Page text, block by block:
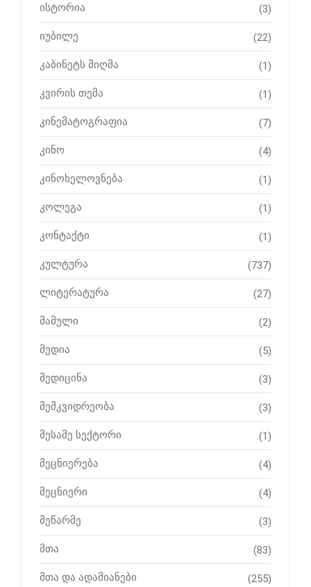
ისტორია (3)
იუბილე (22)
კაბინეტს მიღმა (1)
კვირის თემა (1)
კინემატოგრაფია (7)
კინო (4)
კინოხელოვნება (1)
კოლეგა (1)
კონტაქტი (1)
კულტურა (737)
ლიტერატურა (27)
მამული (2)
მედია (5)
მედიცინა (3)
მემკვიდრეობა (3)
მესამე სექტორი (1)
მეცნიერება (4)
მეცნიერი (4)
მეწარმე (3)
მთა (83)
მთა და ადამიანები (255)